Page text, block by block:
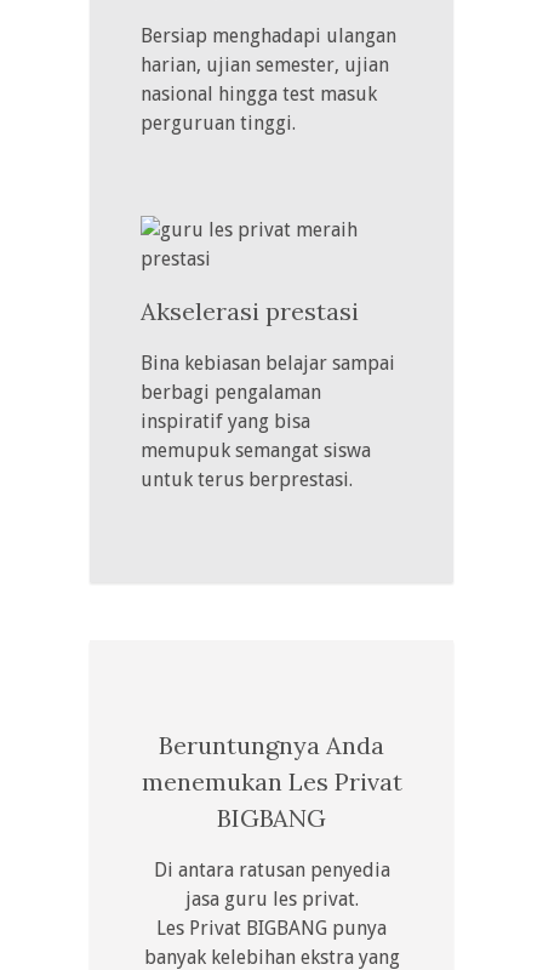
Bersiap menghadapi ulangan
harian, ujian semester, ujian
nasional hingga test masuk
perguruan tinggi.
Akselerasi prestasi
Bina kebiasan belajar sampai
berbagi pengalaman
inspiratif yang bisa
memupuk semangat siswa
untuk terus berprestasi.
Beruntungnya Anda
menemukan Les Privat
BIGBANG
Di antara ratusan penyedia
jasa guru les privat.
Les Privat BIGBANG punya
banyak kelebihan ekstra yang